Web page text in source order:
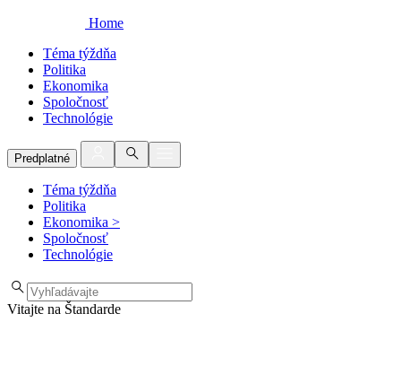
Home
Téma týždňa
Politika
Ekonomika
Spoločnosť
Technológie
Predplatné
Téma týždňa
Politika
Ekonomika >
Spoločnosť
Technológie
Vitajte na Štandarde